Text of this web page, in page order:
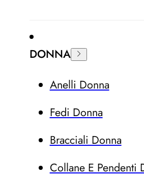
DONNA
Anelli Donna
Fedi Donna
Bracciali Donna
Collane E Pendenti